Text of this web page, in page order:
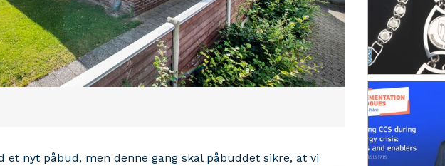
et nyt påbud, men denne gang skal påbuddet sikre, at vi